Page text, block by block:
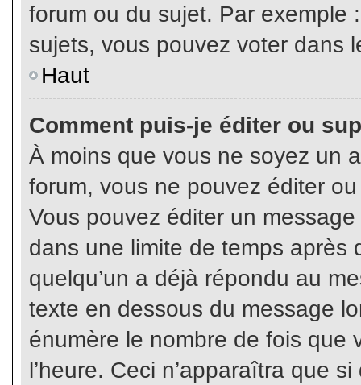
forum ou du sujet. Par exemple
sujets, vous pouvez voter dans
Haut
Comment puis-je éditer ou
À moins que vous ne soyez un
forum, vous ne pouvez éditer
Vous pouvez éditer un
dans une limite de temps après
quelqu’un a déjà répondu au
texte en dessous du message
énumère le nombre de fois que
l’heure. Ceci n’apparaîtra que